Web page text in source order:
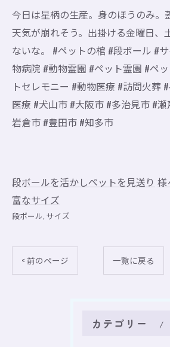
今日は星柄の生産。身のほうのみ。
天気が崩れそう。出掛ける金曜日、
ないな。 #ペットの棺 #段ボール #
物病院 #動物霊園 #ペット霊園 #ペ
トセレモニー #動物医療 #訪問火葬
医療 #犬山市 #大阪市 #多治見市 #
岩倉市 #豊田市 #知多市
段ボールを活かしペットを見送り 様
富なサイズ
段ボール サイズ
< 前のページ 一覧に戻る
カテゴリー